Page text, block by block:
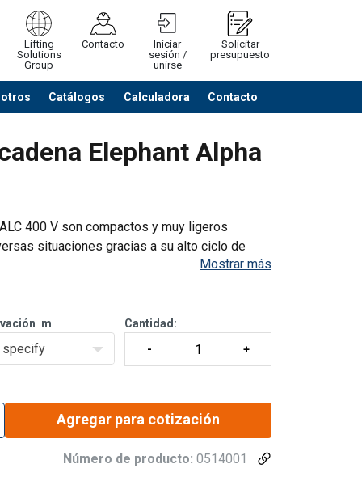
Lifting
Solutions
Group
Contacto
Iniciar
sesión /
unirse
Solicitar
presupuesto
Catálogos Calculadora Contacto
Cerrar Ver listado cotización
Elephant Alpha
400 V son compactos y muy ligeros
situaciones gracias a su alto ciclo de
Mostrar más
m
specify
Cantidad:
Agregar para cotización
Número de producto: 0514001